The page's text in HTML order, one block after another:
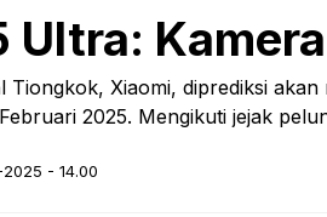
Ultra:
Tiongkok, Xiaomi, diprediksi
2025. Mengikuti jejak
2025 - 14.00